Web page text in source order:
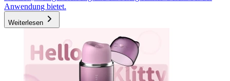
Anwendung bietet.
Weiterlesen